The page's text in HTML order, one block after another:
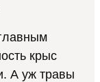
крыс
А уж травы